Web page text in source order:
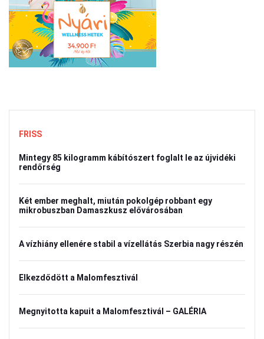
FRISS
Mintegy 85 kilogramm kábítószert foglalt le az újvidéki
rendőrség
Két ember meghalt, miután pokolgép robbant egy
mikrobuszban Damaszkusz elővárosában
A vízhiány ellenére stabil a vízellátás Szerbia nagy részén
Elkezdődött a Malomfesztivál
Megnyitotta kapuit a Malomfesztivál – GALÉRIA